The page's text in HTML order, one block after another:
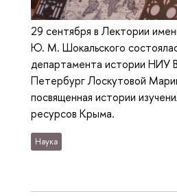
29 сентября в Лектории
Ю. М. Шокальского
департамента истории
Петербург Лоскутовой
посвященная истории
ресурсов Крыма.
Наука